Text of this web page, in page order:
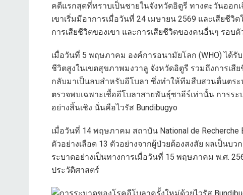
คดีแรกสุดที่ทราบเป็นชายในจังหวัดอิตูรี ทางตะวันออก
เขาเริ่มมีอาการเมื่อวันที่ 24 เมษายน 2569 และเสียชี
การเสียชีวิตของเขา และการเสียชีวิตของคนอื่นๆ รอบตั
เมื่อวันที่ 5 พฤษภาคม องค์การอนามัยโลก (WHO) ได้รั
ชีวิตสูงในเขตสุขภาพมงวาลู จังหวัดอิตูรี รวมถึงการเ
กลับมาเป็นลบสำหรับอีโบลา ซึ่งทำให้ทีมสืบสวนตื่นตร
ตรวจพบเฉพาะเชื้ออีโบลาสายพันธุ์ซาอีร์เท่านั้น การร
อย่างสิ้นเชิง นั่นคือไวรัส Bundibugyo
เมื่อวันที่ 14 พฤษภาคม สถาบัน National de
ตัวอย่างเลือด 13 ตัวอย่างจากผู้ป่วยต้องสงสัย ผลเป็นบว
ระบาดอย่างเป็นทางการเมื่อวันที่ 15 พฤษภาคม พ.ศ.
ประวัติศาสตร์